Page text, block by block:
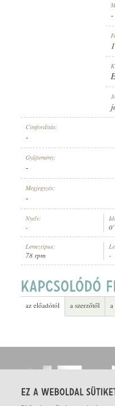
ELŐADÓ:
ELSŐ MAGYAR -
Címfordítás:
-
Gyűjtemény:
-
Megjegyzés:
-
Nyelv:
-
Lemeztípus:
78 rpm -
az előadótól a szerzőtől